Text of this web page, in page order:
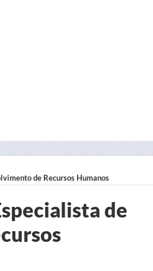
de Recursos Humanos
de